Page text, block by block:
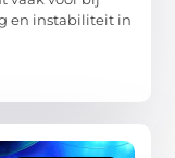
en instabiliteit in